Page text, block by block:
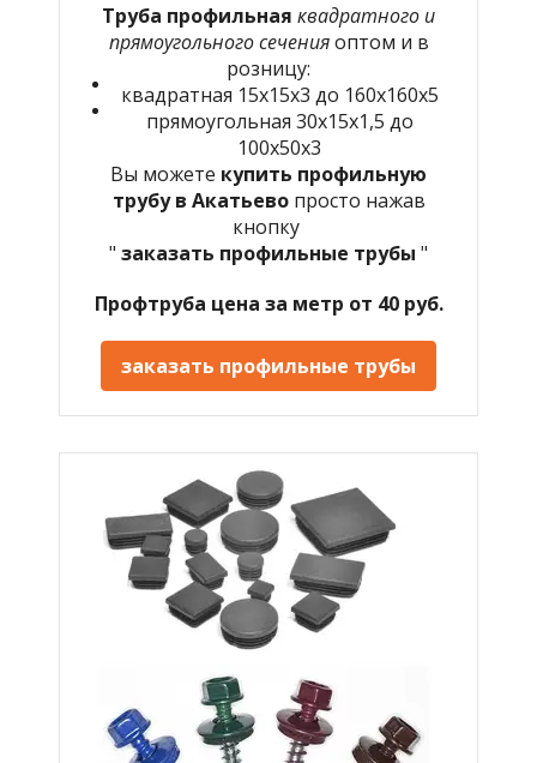
Труба профильная квадратного и
прямоугольного сеченияоптом и в
розницу:
квадратная 15х15х3 до 160х160х5
прямоугольная 30х15х1,5 до
100х50х3
Вы можете купить профильную
трубу в Акатьево просто нажав
кнопку
" заказать профильные трубы "
Профтруба цена за метр от 40 руб.
заказать профильные трубы